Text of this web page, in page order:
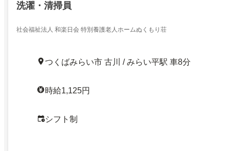
洗濯・清掃員
社会福祉法人 和楽日会 特別養護老人ホームぬくもり荘
つくばみらい市 古川 / みらい平駅 車8分
時給1,125円
シフト制